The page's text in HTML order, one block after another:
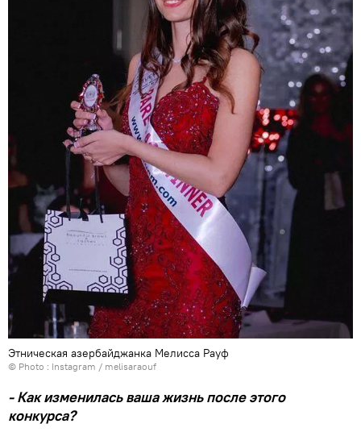
Этническая азербайджанка Мелисса Рауф
© Photo : Instagram / melisaraouf
- Как изменилась ваша жизнь после этого
конкурса?